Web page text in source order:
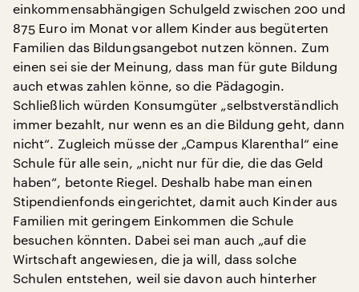
einkommensabhängigen Schulgeld zwischen 200 und
875 Euro im Monat vor allem Kinder aus begüterten
Familien das Bildungsangebot nutzen können. Zum
einen sei sie der Meinung, dass man für gute Bildung
auch etwas zahlen könne, so die Pädagogin.
Schließlich würden Konsumgüter „selbstverständlich
immer bezahlt, nur wenn es an die Bildung geht, dann
nicht“. Zugleich müsse der „Campus Klarenthal“ eine
Schule für alle sein, „nicht nur für die, die das Geld
haben“, betonte Riegel. Deshalb habe man einen
Stipendienfonds eingerichtet, damit auch Kinder aus
Familien mit geringem Einkommen die Schule
besuchen könnten. Dabei sei man auch „auf die
Wirtschaft angewiesen, die ja will, dass solche
Schulen entstehen, weil sie davon auch hinterher